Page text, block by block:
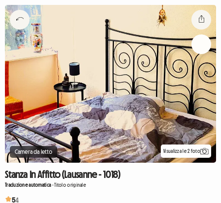
Camera da letto Visualizza le 2 foto
Stanza In Affitto (Lausanne - 1018)
Traduzione automatica-Titolo originale
54